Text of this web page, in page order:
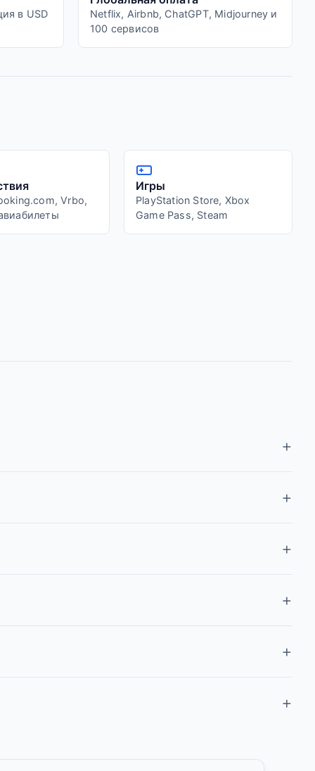
в USD
Netflix, Airbnb, ChatGPT, Midjourney и
100 сервисов
Vrbo,
Игры
PlayStation Store, Xbox
Game Pass, Steam